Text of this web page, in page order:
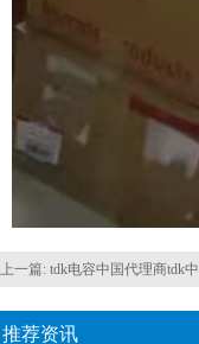
上一篇: tdk电容中国代理商tdk
推荐资讯